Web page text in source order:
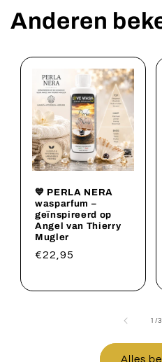
Anderen
💙 PERLA NERA
wasparfum –
geïnspireerd op
Angel van Thierry
Mugler
Normale
€22,95
1 /3
Alles